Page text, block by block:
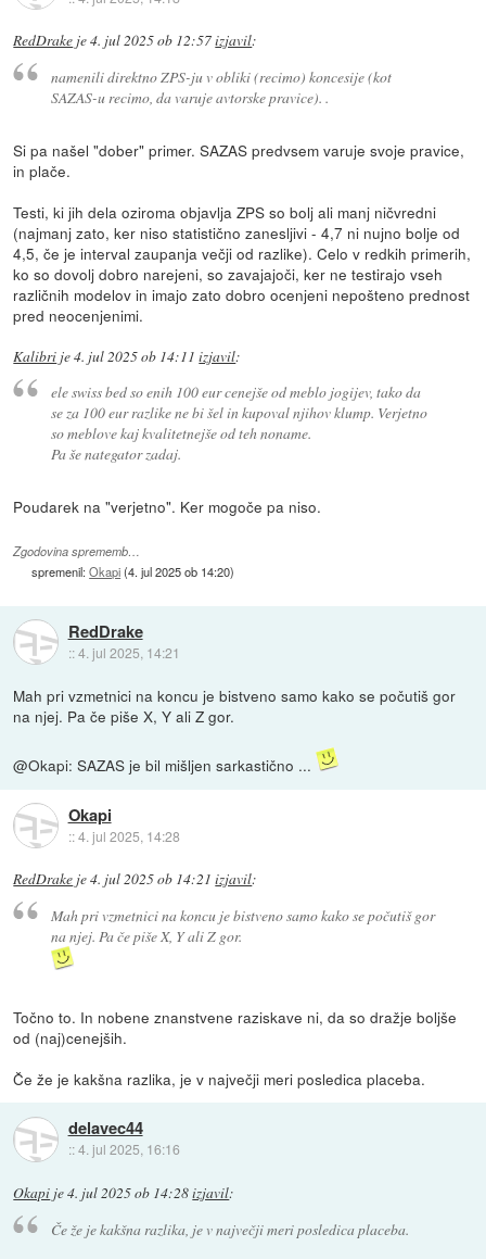
RedDrake je4. jul 2025 ob 12:57izjavil:
namenili direktno ZPS-ju v obliki (recimo) koncesije (kot
SAZAS-u recimo, da varuje avtorske pravice). .
Si pa našel "dober" primer. SAZAS predvsem varuje svoje pravice,
in plače.
Testi, ki jih dela oziroma objavlja ZPS so bolj ali manj ničvredni
(najmanj zato, ker niso statistično zanesljivi - 4,7 ni nujno bolje od
4,5, če je interval zaupanja večji od razlike). Celo v redkih primerih,
ko so dovolj dobro narejeni, so zavajajoči, ker ne testirajo vseh
različnih modelov in imajo zato dobro ocenjeni nepošteno prednost
pred neocenjenimi.
Kalibri je4. jul 2025 ob 14:11 izjavil:
ele swiss bed so enih 100 eur cenejše od meblo jogijev, tako da
se za 100 eur razlike ne bi šel in kupoval njihov klump. Verjetno
so meblove kaj kvalitetnejše od teh noname.
Pa še nategator zadaj.
Poudarek na "verjetno". Ker mogoče pa niso.
Zgodovina sprememb…
spremenil:Okapi(4. jul 2025 ob 14:20)
RedDrake
::4. jul 2025, 14:21
Mah pri vzmetnici na koncu je bistveno samo kako se počutiš gor
na njej. Pa če piše X, Y ali Z gor.
@Okapi: SAZAS je bil mišljen sarkastično ...
Okapi
::4. jul 2025, 14:28
RedDrake je4. jul 2025 ob 14:21 izjavil:
Mah pri vzmetnici na koncu je bistveno samo kako se počutiš gor
na njej. Pa če piše X, Y ali Z gor.
Točno to. In nobene znanstvene raziskave ni, da so dražje boljše
od (naj)cenejših.
Če že je kakšna razlika, je v največji meri posledica placeba.
delavec44
::4. jul 2025, 16:16
Okapi je4. jul 2025 ob 14:28izjavil:
Če že je kakšna razlika, je v največji meri posledica placeba.